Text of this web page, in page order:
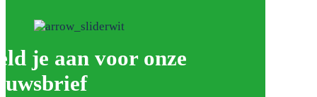
je aan voor onze